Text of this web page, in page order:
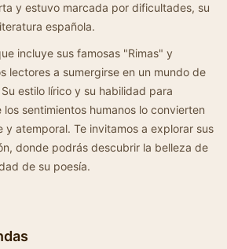
y estuvo marcada por dificultades, su
española.
incluye sus famosas "Rimas" y
lectores a sumergirse en un mundo de
estilo lírico y su habilidad para
sentimientos humanos lo convierten
y atemporal. Te invitamos a explorar sus
donde podrás descubrir la belleza de
de su poesía.